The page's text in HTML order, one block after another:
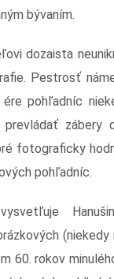
bývaním.
dozaista
Pestrosť
pohľadníc
prevládať zábery
fotograficky
pohľadníc.
60. rokov